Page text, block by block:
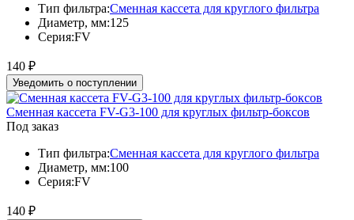
Тип фильтра:Сменная кассета для круглого фильтра
Диаметр, мм:125
Серия:FV
140 ₽
Уведомить о поступлении
Сменная кассета FV-G3-100 для круглых фильтр-боксов
Под заказ
Тип фильтра:Сменная кассета для круглого фильтра
Диаметр, мм:100
Серия:FV
140 ₽